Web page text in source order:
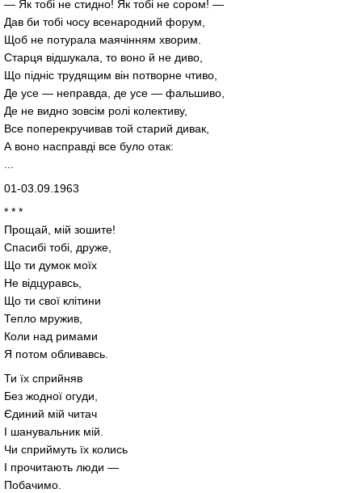
— Як тобі не стидно! Як тобі не сором! —
Дав би тобі чосу всенародний форум,
Щоб не потурала маячінням хворим.
Старця відшукала, то воно й не диво,
Що підніс трудящим він потворне чтиво,
Де усе — неправда, де усе — фальшиво,
Де не видно зовсім ролі колективу,
Все поперекручивав той старий дивак,
А воно насправді все було отак:
01-03.09.1963
* * *
Прощай, мій зошите!
Спасибі тобі, друже,
Що ти думок моїх
Не відцуравсь,
Що ти свої клітини
Тепло мружив,
Коли над римами
Я потом обливавсь.
Ти їх сприйняв
Без жодної огуди,
Єдиний мій читач
І шанувальник мій.
Чи сприймуть їх колись
І прочитають люди —
Побачимо.